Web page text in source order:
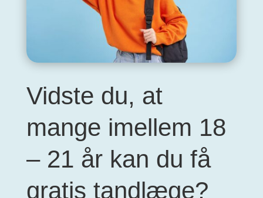
Vidste du, at
mange imellem 18
– 21 år kan du få
gratis tandlæge?